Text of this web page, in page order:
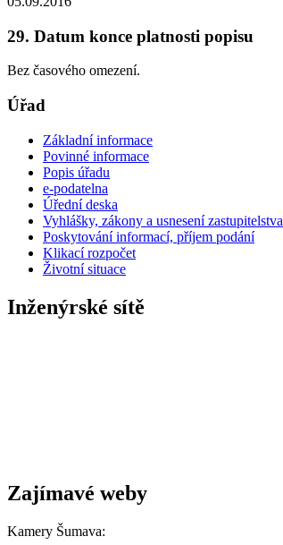
29. Datum konce platnosti popisu
Bez časového omezení.
Úřad
Základní informace
Povinné informace
Popis úřadu
e-podatelna
Úřední deska
Vyhlášky, zákony a usnesení zastupitelstva
Poskytování informací, příjem podání
Klikací rozpočet
Životní situace
Inženýrské sítě
Zajímavé weby
Kamery Šumava: